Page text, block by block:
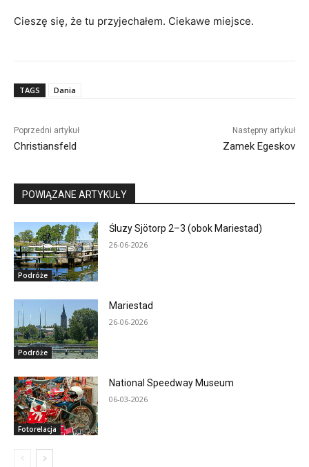
Cieszę się, że tu przyjechałem. Ciekawe miejsce.
TAGS Dania
Poprzedni artykuł
Christiansfeld
Następny artykuł
Zamek Egeskov
POWIĄZANE ARTYKUŁY
Podróże
Śluzy Sjötorp 2–3 (obok Mariestad)
26-06-2026
Podróże
Mariestad
26-06-2026
Fotorelacja
National Speedway Museum
06-03-2026